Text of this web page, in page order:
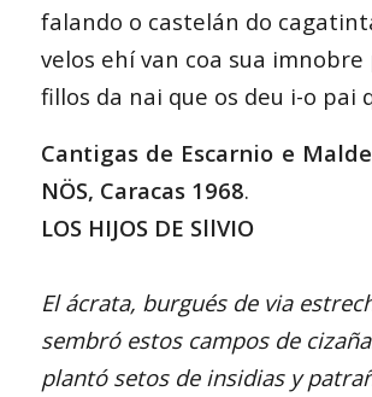
falando o castelán do
velos ehí van coa sua
fillos da nai que os deu i-o pai
Cantigas de Escarnio e
NÖS, Caracas 1968.
LOS HIJOS DE SllVIO
El ácrata, burgués de via
sembró estos campos de
plantó setos de insidias y